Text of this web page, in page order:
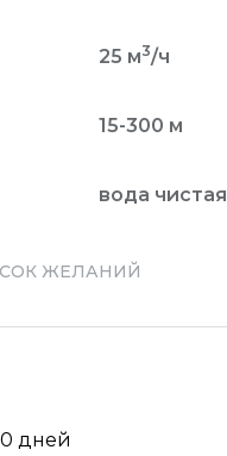
25 м3/ч
15-300 м
вода чистая
ЖЕЛАНИЙ
дней